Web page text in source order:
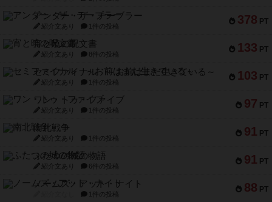
378 PT
アンダー・ザ・テーブラー
紹介文あり 1件の投稿
133 PT
宵と暁の呪文書
紹介文あり 8件の投稿
103 PT
セミファイナル ～お前はまだ生きている～
紹介文あり 1件の投稿
97 PT
ワン・トゥ・ファイブ
紹介文あり 1件の投稿
91 PT
南北戦争
紹介文あり 1件の投稿
91 PT
ふたつの城の物語
紹介文あり 6件の投稿
88 PT
ノームズ・アット・ナイト
1件の投稿